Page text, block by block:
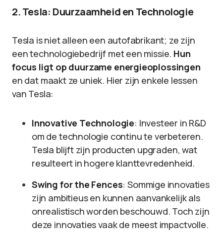
2. Tesla: Duurzaamheid en Technologie
Tesla is niet alleen een autofabrikant; ze zijn
een technologiebedrijf met een missie. Hun
focus ligt op duurzame energieoplossingen
en dat maakt ze uniek. Hier zijn enkele lessen
van Tesla:
Innovative Technologie: Investeer in R&D
om de technologie continu te verbeteren.
Tesla blijft zijn producten upgraden, wat
resulteert in hogere klanttevredenheid.
Swing for the Fences: Sommige innovaties
zijn ambitieus en kunnen aanvankelijk als
onrealistisch worden beschouwd. Toch zijn
deze innovaties vaak de meest impactvolle.